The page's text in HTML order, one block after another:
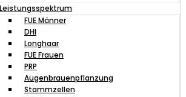
Leistungsspektrum
FUE Männer
DHI
Longhaar
FUE Frauen
PRP
Augenbrauenpflanzung
Stammzellen